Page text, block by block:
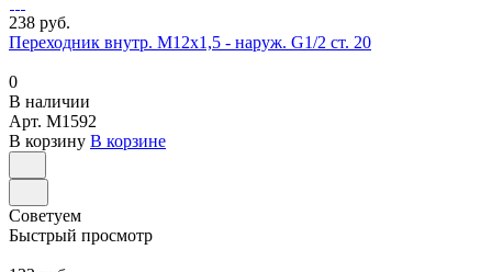
238 руб.
Переходник внутр. М12х1,5 - наруж. G1/2 ст. 20
0
В наличии
Арт. M1592
В корзину В корзине
Советуем
Быстрый просмотр